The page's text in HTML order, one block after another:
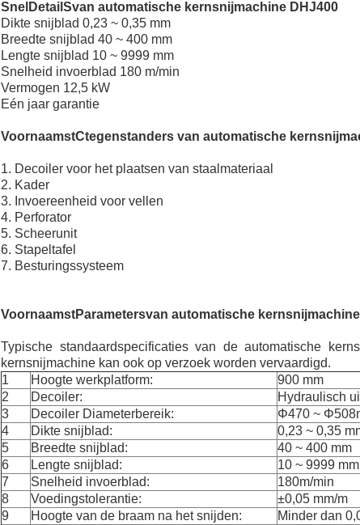
Snel Detail Svan automatische kernsnijmachine DHJ400
Dikte snijblad 0,23 ~ 0,35 mm
Breedte snijblad 40 ~ 400 mm
Lengte snijblad 10 ~ 9999 mm
Snelheid invoerblad 180 m/min
Vermogen 12,5 kW
Eén jaar garantie
VoornaamstCtegenstanders van automatische
1. Decoiler voor het plaatsen van staalmateriaal
2. Kader
3. Invoereenheid voor vellen
4. Perforator
5. Scheerunit
6. Stapeltafel
7. Besturingssysteem
VoornaamstParametersvan automatische
Typische standaardspecificaties van de automatische
kernsnijmachine kan ook op verzoek worden vervaardigd.
1
Hoogte werkplatform:
900 mm
2
Decoiler:
Hydraulisch
3
Decoiler Diameterbereik:
Φ470 ~
4
Dikte snijblad:
0,23 ~ 0,35
5
Breedte snijblad:
40 ~ 400 mm
6
Lengte snijblad:
10 ~ 9999 mm
7
Snelheid invoerblad:
180m/min
8
Voedingstolerantie:
±0,05 mm/m
9
Hoogte van de braam na het snijden:
Minder dan